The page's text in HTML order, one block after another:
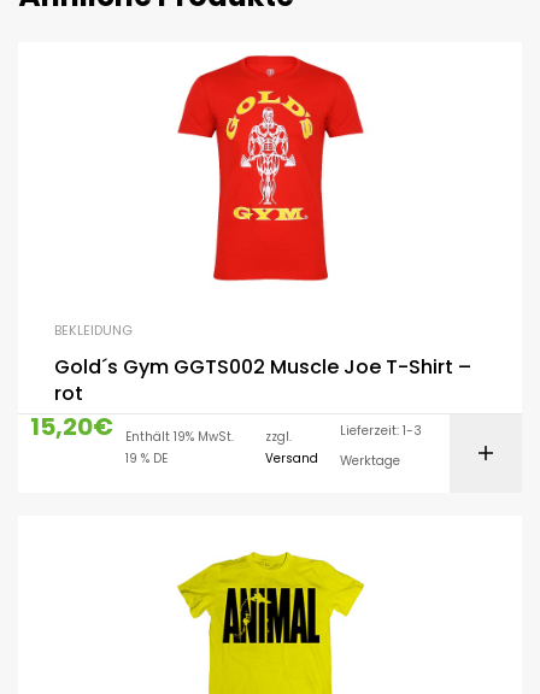
BEKLEIDUNG
Gold´s Gym GGTS002 Muscle Joe T-Shirt –
rot
15,20€
Enthält 19% MwSt.
19 % DE
zzgl.
Versand
Lieferzeit: 1-3
Werktage